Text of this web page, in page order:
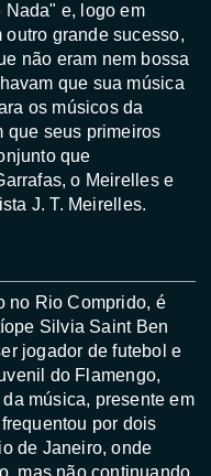
Nada" e, logo em
grande sucesso,
não eram nem bossa
que sua música
os músicos da
que seus primeiros
que
, o Meirelles e
J. T. Meirelles.
no Rio Comprido, é
Silvia Saint Ben
jogador de futebol e
do Flamengo,
música, presente em
por dois
de Janeiro, onde